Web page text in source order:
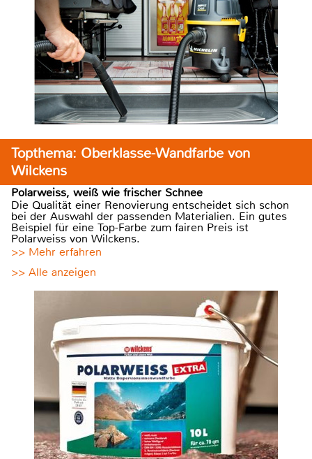
Topthema: Oberklasse-Wandfarbe von
Wilckens
Polarweiss, weiß wie frischer Schnee
Die Qualität einer Renovierung entscheidet sich schon
bei der Auswahl der passenden Materialien. Ein gutes
Beispiel für eine Top-Farbe zum fairen Preis ist
Polarweiss von Wilckens.
>> Mehr erfahren
>> Alle anzeigen